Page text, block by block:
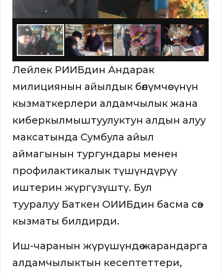
Лейлек РИИБдин Андарак
милициянын айылдык бөлүмчөсүнүн
кызматкерлери алдамчылык жана
киберкылмыштуулуктун алдын алуу
максатында Сумбула айыл
аймагынын тургундары менен
профилактикалык түшүндүрүү
иштерин жүргүзүштү. Бул
тууралуу Баткен ОИИБдин басма сөз
кызматы билдирди.
Иш-чаранын жүрүшүндө жарандарга
алдамчылыктын кесептеттери,